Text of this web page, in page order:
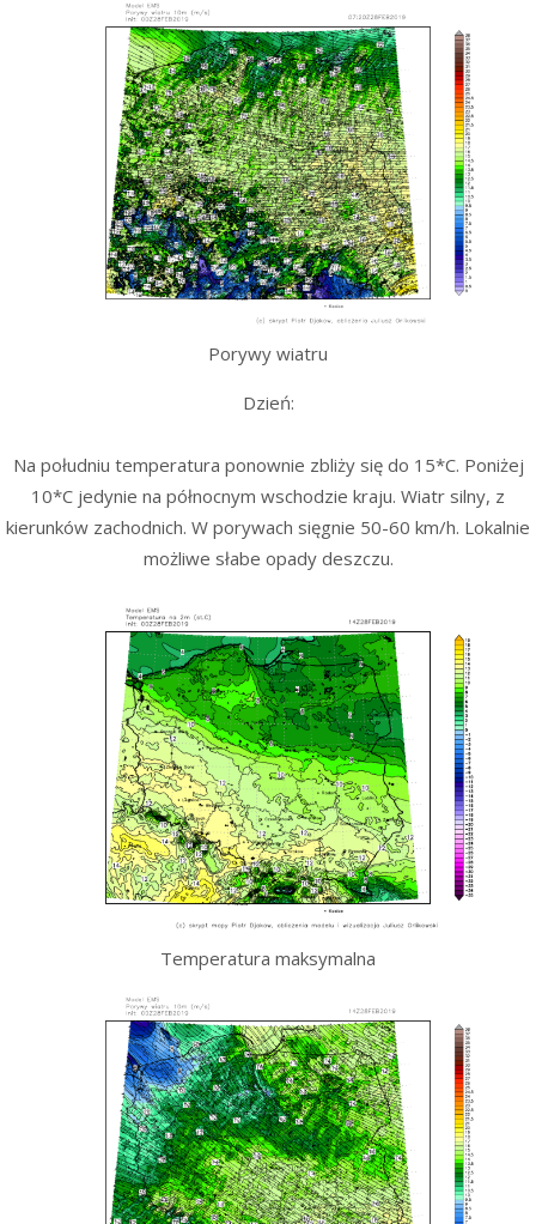
Porywy wiatru
Dzień:
Na południu temperatura ponownie zbliży się do 15*C. Poniżej
10*C jedynie na północnym wschodzie kraju. Wiatr silny, z
kierunków zachodnich. W porywach sięgnie 50-60 km/h. Lokalnie
możliwe słabe opady deszczu.
Temperatura maksymalna